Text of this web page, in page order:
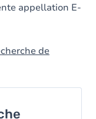
appellation E-
de